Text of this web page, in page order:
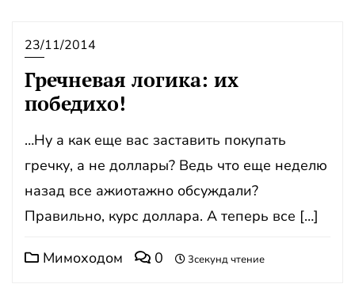
23/11/2014
Гречневая логика: их
победихо!
…Ну а как еще вас заставить покупать
гречку, а не доллары? Ведь что еще неделю
назад все ажиотажно обсуждали?
Правильно, курс доллара. А теперь все […]
Мимоходом 0 3секунд чтение